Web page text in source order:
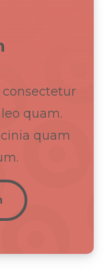
quam.
quam